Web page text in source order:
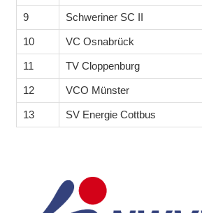
9 Schweriner SC II
10 VC Osnabrück
11 TV Cloppenburg
12 VCO Münster
13 SV Energie Cottbus